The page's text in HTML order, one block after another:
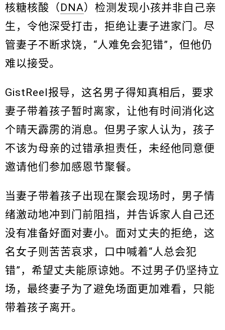
核糖核酸（ DNA）检测发现小孩并非自己亲
生，令他深受打击，拒绝让妻子进家门。尽
管妻子不断求饶，“人难免会犯错”，但他仍
难以接受。
GistReel报导，这名男子得知真相后，要求
妻子带着孩子暂时离家，让他有时间消化这
个晴天霹雳的消息。但男子家人认为，孩子
不该为母亲的过错承担责任，未经他同意便
邀请他们参加感恩节聚餐。
当妻子带着孩子出现在聚会现场时，男子情
绪激动地冲到门前阻挡，并告诉家人自己还
没有准备好面对妻小。面对丈夫的拒绝，这
名女子则苦苦哀求，口中喊着“人总会犯
错”，希望丈夫能原谅她。不过男子仍坚持立
场，最终妻子为了避免场面更加难看，只能
带着孩子离开。